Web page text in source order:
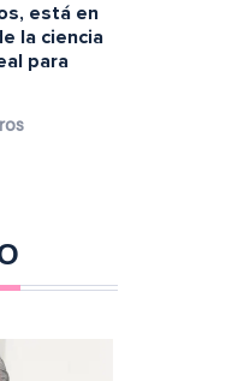
está en
la ciencia
para